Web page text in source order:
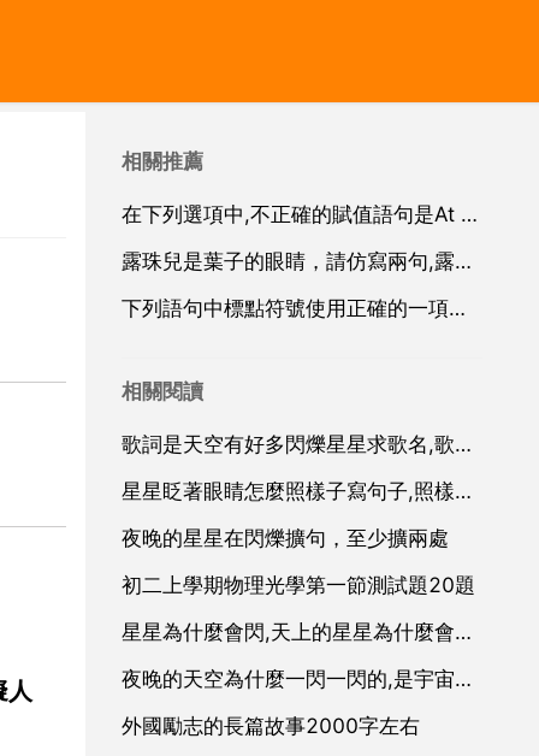
人
相關推薦
在下列選項中,不正確的賦值語句是At B n1 n2 n3 0C k i j不是判斷嗎？D a b c
露珠兒是葉子的眼睛，請仿寫兩句,露珠兒是葉子的眼睛,眨呀眨的好像說天亮了,真高興怎麼仿寫句子？
下列語句中標點符號使用正確的一項是2分請專業人士
相關閱讀
歌詞是天空有好多閃爍星星求歌名,歌詞裡有一句，閃爍的星星，是什麼歌，求解！！！！！！
星星眨著眼睛怎麼照樣子寫句子,照樣子，寫句子星星眨著眼睛。應該怎麼寫？
夜晚的星星在閃爍擴句，至少擴兩處
初二上學期物理光學第一節測試題20題
星星為什麼會閃,天上的星星為什麼會閃？
夜晚的天空為什麼一閃一閃的,是宇宙輻射嗎
外國勵志的長篇故事2000字左右